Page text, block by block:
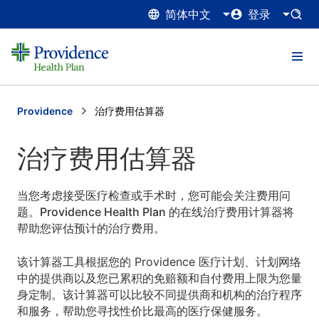
简体中文 登录
Providence Current:
治疗费用估算器
治疗费用估算器
当您考虑接受医疗检查或手术时，您可能会关注费用问
题。Providence Health Plan 的在线治疗费用计算器将
帮助您评估预计的治疗费用。
该计算器工具根据您的 Providence 医疗计划、计划网络
中的提供商以及您已累积的免赔额和自付费用上限为您量
身定制。该计算器可以比较不同提供商和机构的治疗程序
和服务，帮助您寻找性价比最高的医疗保健服务。